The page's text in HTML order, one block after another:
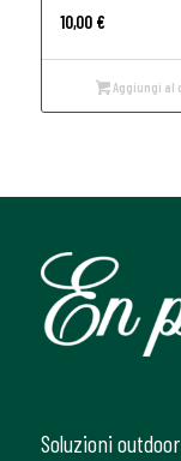
10,00 €
Aggiungi al
Soluzioni